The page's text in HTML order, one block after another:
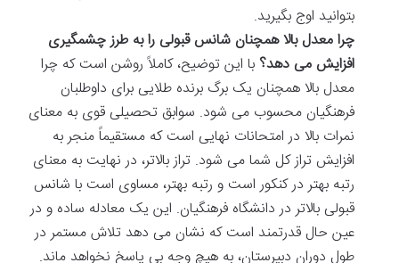
بتوانید اوج بگیرید.
چرا معدل بالا همچنان شانس قبولی را به طرز چشمگیری
افزایش می دهد؟ با این توضیح، کاملاً روشن است که چرا
معدل بالا همچنان یک برگ برنده طلایی برای داوطلبان
فرهنگیان محسوب می شود. سوابق تحصیلی قوی به معنای
نمرات بالا در امتحانات نهایی است که مستقیماً منجر به
افزایش تراز کل شما می شود. تراز بالاتر، در نهایت به معنای
رتبه بهتر در کنکور است و رتبه بهتر، مساوی است با شانس
قبولی بالاتر در دانشگاه فرهنگیان. این یک معادله ساده و در
عین حال قدرتمند است که نشان می دهد تلاش مستمر در
طول دوران دبیرستان، به هیچ وجه بی پاسخ نخواهد ماند.